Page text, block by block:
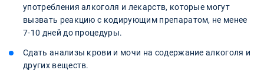
употребления алкоголя и лекарств, которые могут
вызвать реакцию с кодирующим препаратом, не менее
7-10 дней до процедуры.
Сдать анализы крови и мочи на содержание алкоголя и
других веществ.